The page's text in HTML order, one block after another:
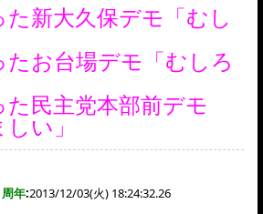
新大久保デモ「むし
お台場デモ「むしろ
民主党本部前デモ
しい」
年:2013/12/03(火) 18:24:32.26